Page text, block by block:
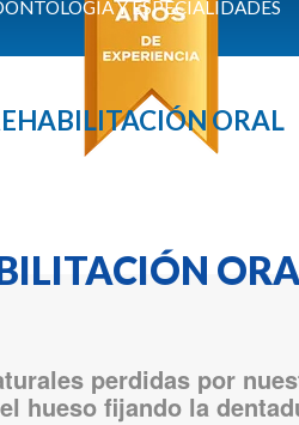
Y ESPECIALIDADES
ORAL
perdidas por
hueso fijando la